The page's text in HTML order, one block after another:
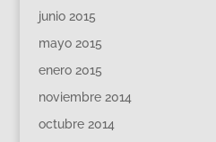
junio 2015
mayo 2015
enero 2015
noviembre 2014
octubre 2014